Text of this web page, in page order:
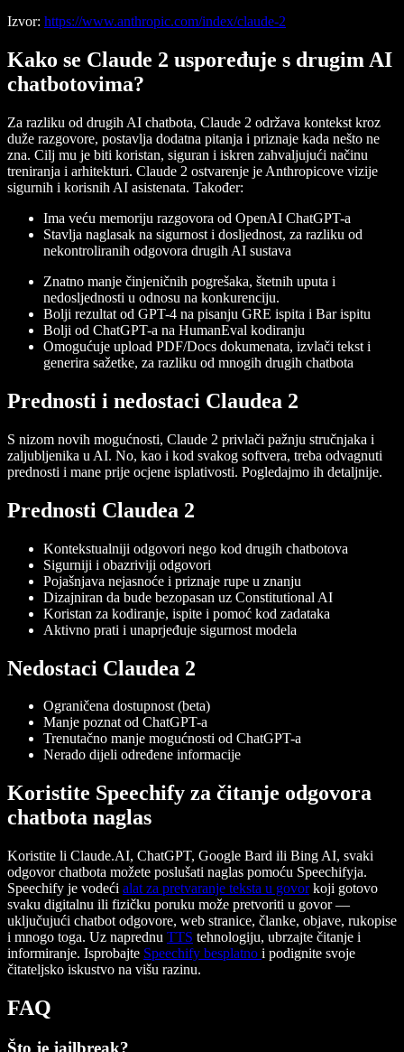
Izvor: https://www.anthropic.com/index/claude-2
Kako se Claude 2 uspoređuje s drugim AI
chatbotovima?
Za razliku od drugih AI chatbota, Claude 2 održava kontekst kroz
duže razgovore, postavlja dodatna pitanja i priznaje kada nešto ne
zna. Cilj mu je biti koristan, siguran i iskren zahvaljujući načinu
treniranja i arhitekturi. Claude 2 ostvarenje je Anthropicove vizije
sigurnih i korisnih AI asistenata. Također:
Ima veću memoriju razgovora od OpenAI ChatGPT-a
Stavlja naglasak na sigurnost i dosljednost, za razliku od
nekontroliranih odgovora drugih AI sustava
Znatno manje činjeničnih pogrešaka, štetnih uputa i
nedosljednosti u odnosu na konkurenciju.
Bolji rezultat od GPT-4 na pisanju GRE ispita i Bar ispitu
Bolji od ChatGPT-a na HumanEval kodiranju
Omogućuje upload PDF/Docs dokumenata, izvlači tekst i
generira sažetke, za razliku od mnogih drugih chatbota
Prednosti i nedostaci Claudea 2
S nizom novih mogućnosti, Claude 2 privlači pažnju stručnjaka i
zaljubljenika u AI. No, kao i kod svakog softvera, treba odvagnuti
prednosti i mane prije ocjene isplativosti. Pogledajmo ih detaljnije.
Prednosti Claudea 2
Kontekstualniji odgovori nego kod drugih chatbotova
Sigurniji i obazriviji odgovori
Pojašnjava nejasnoće i priznaje rupe u znanju
Dizajniran da bude bezopasan uz Constitutional AI
Koristan za kodiranje, ispite i pomoć kod zadataka
Aktivno prati i unaprjeđuje sigurnost modela
Nedostaci Claudea 2
Ograničena dostupnost (beta)
Manje poznat od ChatGPT-a
Trenutačno manje mogućnosti od ChatGPT-a
Nerado dijeli određene informacije
Koristite Speechify za čitanje odgovora
chatbota naglas
Koristite li Claude.AI, ChatGPT, Google Bard ili Bing AI, svaki
odgovor chatbota možete poslušati naglas pomoću Speechifyja.
Speechify je vodeći alat za pretvaranje teksta u govorkoji gotovo
svaku digitalnu ili fizičku poruku može pretvoriti u govor —
uključujući chatbot odgovore, web stranice, članke, objave, rukopise
i mnogo toga. Uz naprednu TTS tehnologiju, ubrzajte čitanje i
informiranje. Isprobajte Speechify besplatno i podignite svoje
čitateljsko iskustvo na višu razinu.
FAQ
Što je jailbreak?